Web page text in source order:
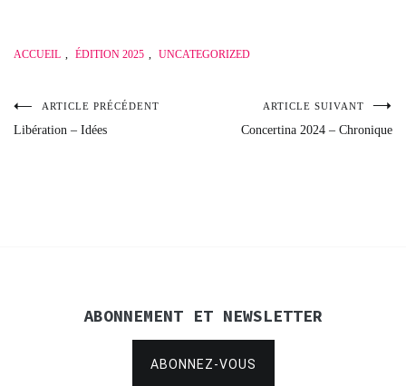
ACCUEIL , ÉDITION 2025 , UNCATEGORIZED
Navigation
ARTICLE PRÉCÉDENT
Libération – Idées
ARTICLE SUIVANT
Concertina 2024 – Chronique
ABONNEMENT ET NEWSLETTER
ABONNEZ-VOUS